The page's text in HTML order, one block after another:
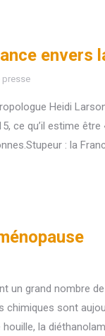
envers
presse
Heidi
ce qu’il estime
: la
un grand nombre
sont
la